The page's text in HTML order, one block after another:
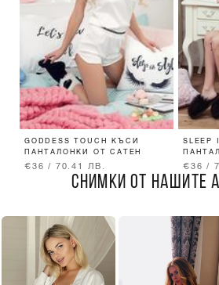
GODDESS TOUCH КЪСИ
ПАНТАЛОНКИ ОТ САТЕН
€36 / 70.41 ЛВ.
SLEEP
€36 /
СНИМКИ ОТ НАШИТЕ